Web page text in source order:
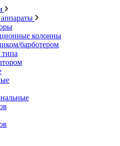
колонны
барботером